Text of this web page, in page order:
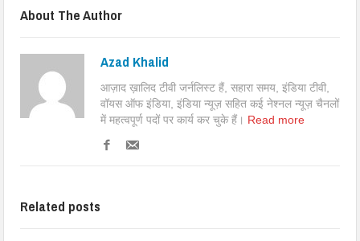
About The Author
Azad Khalid
आज़ाद ख़ालिद टीवी जर्नलिस्ट हैं, सहारा समय, इंडिया टीवी,
वॉयस ऑफ इंडिया, इंडिया न्यूज़ सहित कई नेश्नल न्यूज़ चैनलों
में महत्वपूर्ण पदों पर कार्य कर चुके हैं। Read more
Related posts